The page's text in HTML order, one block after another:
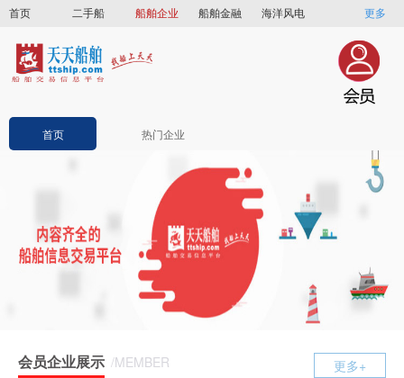
首页 二手船 船舶企业 船舶金融
海洋风电
更多
首页 热门企业
会员企业展示 /MEMBER 更多+